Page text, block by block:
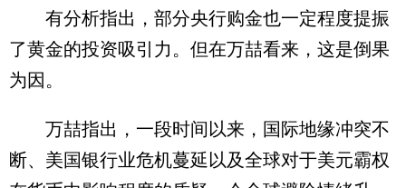
有分析指出，部分央行购金也一定程度提振
了黄金的投资吸引力。但在万喆看来，这是倒果
为因。
万喆指出，一段时间以来，国际地缘冲突不
断、美国银行业危机蔓延以及全球对于美元霸权